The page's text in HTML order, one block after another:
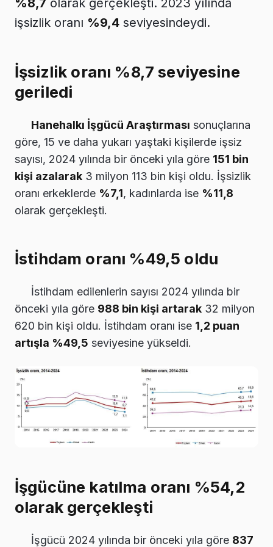
%8,7 olarak gerçekleşti. 2023 yılında
işsizlik oranı %9,4 seviyesindeydi.
İşsizlik oranı %8,7 seviyesine
geriledi
Hanehalkı İşgücü Araştırması sonuçlarına
göre, 15 ve daha yukarı yaştaki kişilerde işsiz
sayısı, 2024 yılında bir önceki yıla göre 151 bin
kişi azalarak 3 milyon 113 bin kişi oldu. İşsizlik
oranı erkeklerde %7,1, kadınlarda ise %11,8
olarak gerçekleşti.
İstihdam oranı %49,5 oldu
İstihdam edilenlerin sayısı 2024 yılında bir
önceki yıla göre 988 bin kişi artarak 32 milyon
620 bin kişi oldu. İstihdam oranı ise 1,2 puan
artışla %49,5 seviyesine yükseldi.
İşgücüne katılma oranı %54,2
olarak gerçekleşti
İşgücü 2024 yılında bir önceki yıla göre 837